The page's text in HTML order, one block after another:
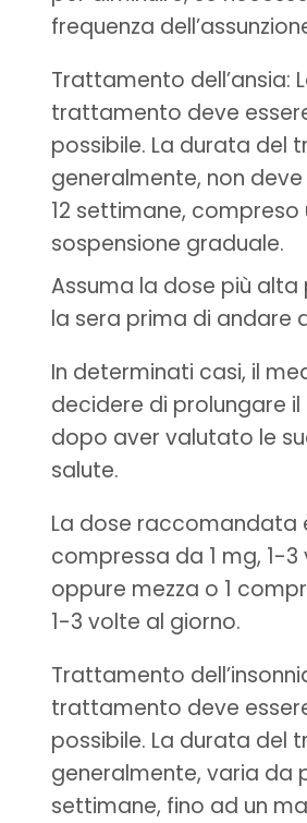
frequenza
Trattamento dell’ansia:
trattamento deve
possibile. La durata del
generalmente, non
12 settimane,
sospensione graduale.
Assuma la dose più
la sera prima di andare
In determinati casi, il
decidere di prolungare
dopo aver valutato le
salute.
La dose raccomandata
compressa da 1 mg, 1-
oppure mezza o 1
1-3 volte al giorno.
Trattamento
trattamento deve
possibile. La durata del
generalmente, varia da
settimane, fino ad un